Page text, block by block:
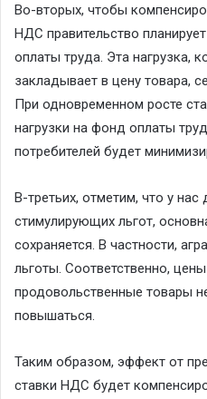
Во-вторых, чтобы
НДС правительство
оплаты труда. Эта нагрузка,
закладывает в цену товара,
При одновременном росте
нагрузки на фонд оплаты
потребителей будет
В-третьих, отметим, что у нас
стимулирующих льгот,
сохраняется. В частности,
льготы. Соответственно,
продовольственные товары
повышаться.
Таким образом, эффект от
ставки НДС будет